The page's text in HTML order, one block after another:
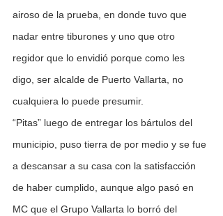
airoso de la prueba, en donde tuvo que
nadar entre tiburones y uno que otro
regidor que lo envidió porque como les
digo, ser alcalde de Puerto Vallarta, no
cualquiera lo puede presumir.
“Pitas” luego de entregar los bártulos del
municipio, puso tierra de por medio y se fue
a descansar a su casa con la satisfacción
de haber cumplido, aunque algo pasó en
MC que el Grupo Vallarta lo borró del